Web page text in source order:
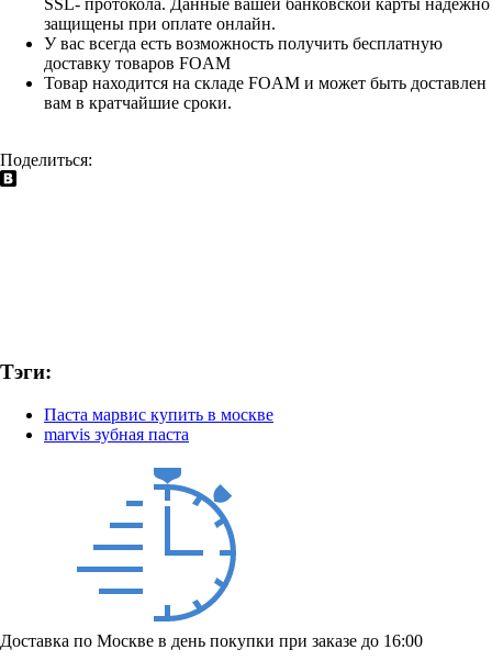
SSL- протокола. Данные вашей банковской карты надежно
защищены при оплате онлайн.
У вас всегда есть возможность получить бесплатную
доставку товаров FOAM
Товар находится на складе FOAM и может быть доставлен
вам в кратчайшие сроки.
Поделиться:
Тэги:
Паста марвис купить в москве
marvis зубная паста
Доставка по Москве в день покупки при заказе до 16:00